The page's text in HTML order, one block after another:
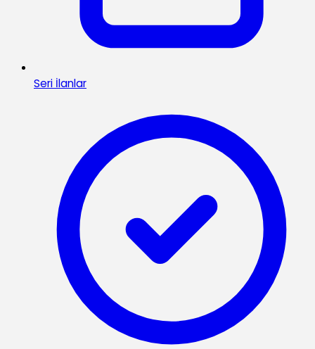
Seri İlanlar